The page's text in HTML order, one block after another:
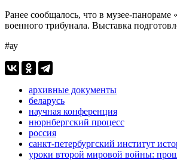
Ранее сообщалось, что в музее-
военного трибунала. Выставка
#ау
архивные документы
беларусь
научная конференция
нюрнбергский процесс
россия
санкт-петербургский институт
уроки второй мировой войны: